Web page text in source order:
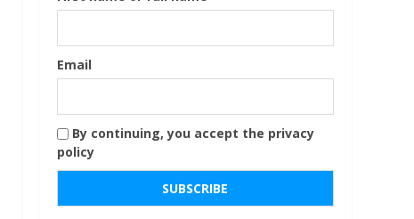
Email
By continuing, you accept the privacy
policy